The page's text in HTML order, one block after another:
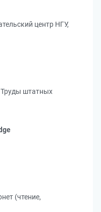
центр НГУ,
Труды штатных
(чтение,